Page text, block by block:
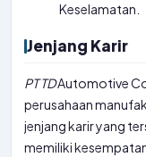
Keselamatan.
Jenjang Karir
PTTDAutomotive
perusahaan
jenjang karir yang
memiliki